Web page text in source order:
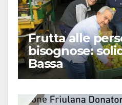
Frutta alle
bisognose:
Bassa